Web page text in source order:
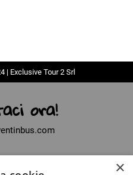
| Exclusive Tour 2 Srl
ora!
×